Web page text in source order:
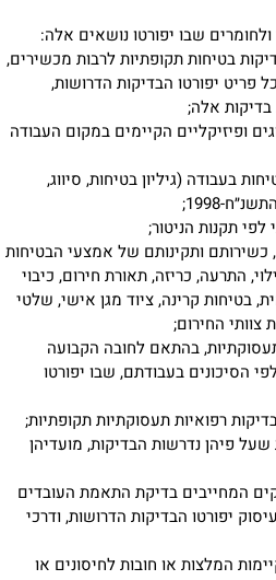
בטיחות תקופתיות לרבות מכשירים,
פריט יפורטו הבדיקות הדרושות,
בדיקות אלה;
ופיזיקליים הקיימים במקום העבודה
בעבודה (גיליון בטיחות, סיווג,
1998;
כשירותם ותקינותם של אמצעי הבטיחות
התרעה, כריזה, תאורת חירום, כיבוי
בטיחות קרינה, ציוד מגן אישי, שלטי
החירום;
תעסוקתיות, בהתאם לחובה הקבועה
הסיכונים בעבודתם, שבו יפורטו
רפואיות תעסוקתיות תקופתיות;
פיהן נדרשות הבדיקות, מועדיהן
המחייבים בדיקת התאמת העובדים
יפורטו הבדיקות הדרושות, ודרכי
המלצות או חובות לחיסונים או